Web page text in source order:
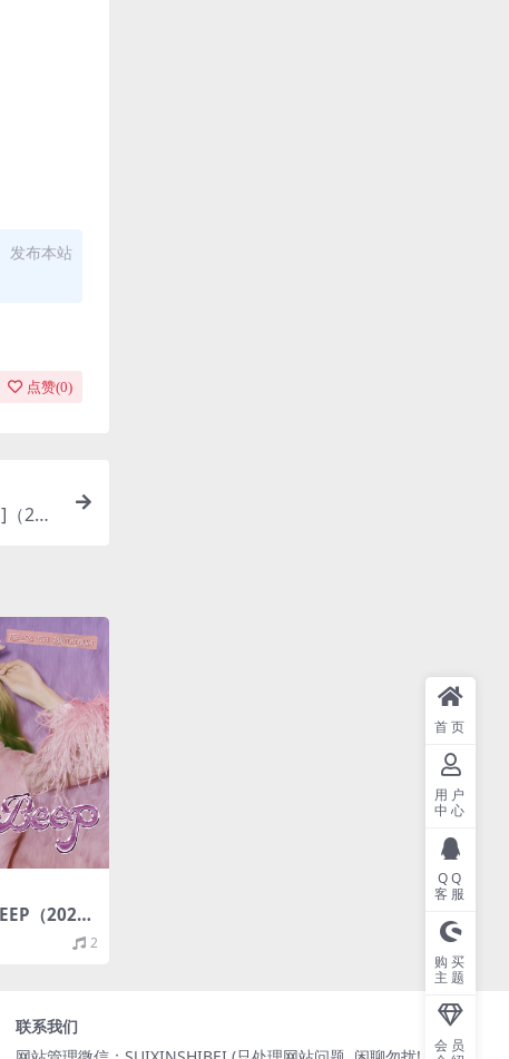
发布本站
点赞(0)
201
（2023/
）(MQA/2
联系我们
首页
用户
中心
QQ
客服
购买
主题
会员